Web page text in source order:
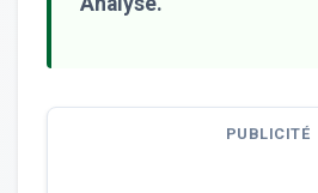
PUBLICITÉ